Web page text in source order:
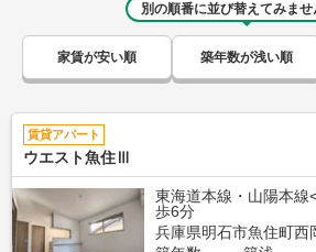
別の順番に並び替えてみませ
家賃が安い順 築年数が浅い順
賃貸アパート
ウエスト魚住Ⅲ
東海道本線・山陽本線
歩6分
兵庫県明石市魚住町西